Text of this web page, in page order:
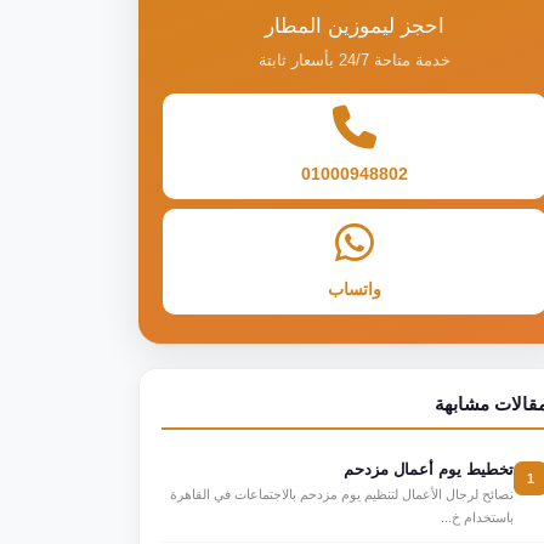
احجز ليموزين المطار
خدمة متاحة 24/7 بأسعار ثابتة
01000948802
واتساب
مشابهة
1 تخطيط يوم أعمال مزدحم
نصائح لرجال الأعمال لتنظيم يوم مزدحم بالاجتماعات في القاهرة
باستخدام خ...